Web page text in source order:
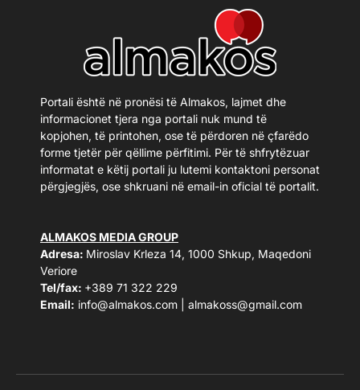
Portali është në pronësi të Almakos, lajmet dhe
informacionet tjera nga portali nuk mund të
kopjohen, të printohen, ose të përdoren në çfarëdo
forme tjetër për qëllime përfitimi. Për të shfrytëzuar
informatat e këtij portali ju lutemi kontaktoni personat
përgjegjës, ose shkruani në email-in oficial të portalit.
ALMAKOS MEDIA GROUP
Adresa: Miroslav Krleza 14, 1000 Shkup, Maqedoni
Veriore
Tel/fax: +389 71 322 229
Email: info@almakos.com almakoss@gmail.com